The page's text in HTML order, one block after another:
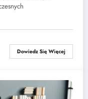
Dowiedz Się Więcej